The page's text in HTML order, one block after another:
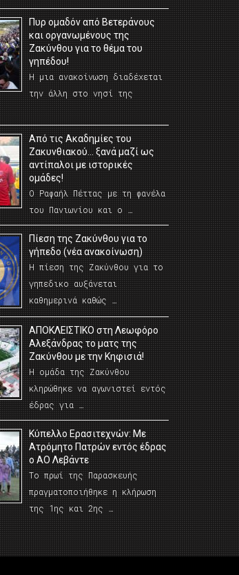
Πυρ ομαδόν από Βετεράνους
και οργανωμένους της
Ζακύνθου για το θέμα του
γηπέδου!
Η μια ανακοίνωση διαδέχεται
την άλλη στο νησί της
Από τις Ακαδημίες του
Ζακυνθιακού… ξανά μαζί ως
αντίπαλοι με ιστορικές
ομάδες!
Ο Ραφαήλ Πέττας με τη φανέλα
του Πανιωνίου και ο …
Πίεση της Ζακύνθου για το
γήπεδο (νέα ανακοίνωση)
Η πίεση της Ζακύνθου για το
γηπεδικο αυξάνεται
καθημερινά καθώς …
AΠΟΚΛΕΙΣΤΙΚΟ στη Λεωφόρο
Αλεξάνδρας το ματς της
Ζακύνθου με την Κηφισιά!
Η ομάδα της Ζακύνθου
κληρώθηκε να αγωνιστεί εντός
έδρας για …
Κύπελλο Ερασιτεχνών: Με
Ατρόμητο Πατρών εντός έδρας
ο ΑΟ Λεβάντε
Το πρωί της Παρασκευής
πραγματοποιήθηκε η κλήρωση
της 1ης και 2ης …